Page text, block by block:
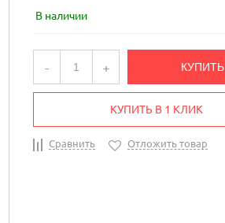
В наличии
- + КУПИТЬ
КУПИТЬ В 1 КЛИК
Сравнить Отложить товар